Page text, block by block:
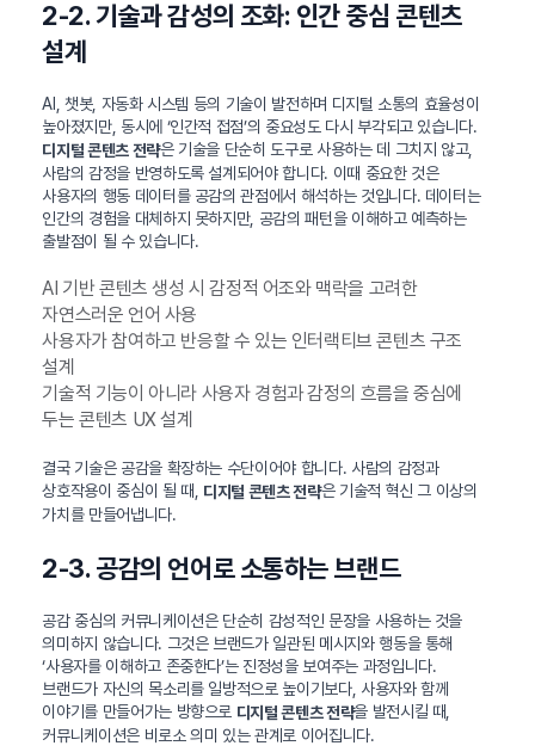
2-2. 기술과 감성의 조화: 인간 중심 콘텐츠
설계
AI, 챗봇, 자동화 시스템 등의 기술이 발전하며 디지털 소통의 효율성이
높아졌지만, 동시에 ‘인간적 접점’의 중요성도 다시 부각되고 있습니다.
디지털 콘텐츠 전략은 기술을 단순히 도구로 사용하는 데 그치지 않고,
사람의 감정을 반영하도록 설계되어야 합니다. 이때 중요한 것은
사용자의 행동 데이터를 공감의 관점에서 해석하는 것입니다. 데이터는
인간의 경험을 대체하지 못하지만, 공감의 패턴을 이해하고 예측하는
출발점이 될 수 있습니다.
AI 기반 콘텐츠 생성 시 감정적 어조와 맥락을 고려한
자연스러운 언어 사용
사용자가 참여하고 반응할 수 있는 인터랙티브 콘텐츠 구조
설계
기술적 기능이 아니라 사용자 경험과 감정의 흐름을 중심에
두는 콘텐츠 UX 설계
결국 기술은 공감을 확장하는 수단이어야 합니다. 사람의 감정과
상호작용이 중심이 될 때, 디지털 콘텐츠 전략은 기술적 혁신 그 이상의
가치를 만들어냅니다.
2-3. 공감의 언어로 소통하는 브랜드
공감 중심의 커뮤니케이션은 단순히 감성적인 문장을 사용하는 것을
의미하지 않습니다. 그것은 브랜드가 일관된 메시지와 행동을 통해
‘사용자를 이해하고 존중한다’는 진정성을 보여주는 과정입니다.
브랜드가 자신의 목소리를 일방적으로 높이기보다, 사용자와 함께
이야기를 만들어가는 방향으로 디지털 콘텐츠 전략을 발전시킬 때,
커뮤니케이션은 비로소 의미 있는 관계로 이어집니다.